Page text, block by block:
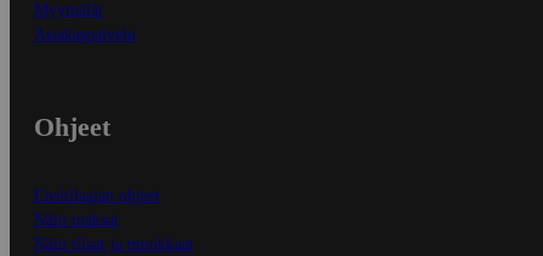
Myymälät
Asiakaspalvelu
Ohjeet
Ensitilaajan ohjeet
Näin maksat
Näin tilaat ja muokkaat